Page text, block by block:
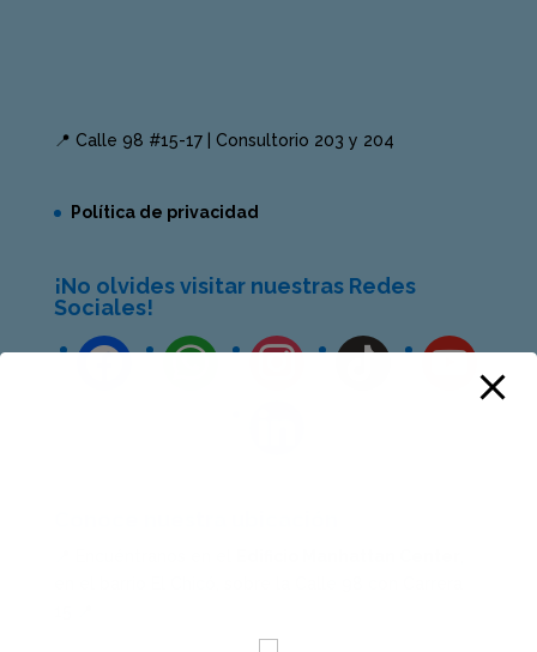
📍 Calle 98 #15-17 | Consultorio 203 y 204
Política de privacidad
¡No olvides visitar nuestras Redes
Sociales!